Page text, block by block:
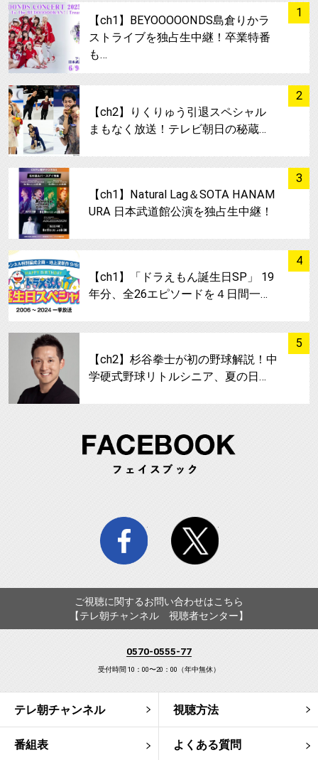
1
サムネイル
【ch1】BEYOOOOONDS島倉りかラ
ストライブを独占生中継！卒業特番
も…
2
サムネイル
【ch2】りくりゅう引退スペシャル
まもなく放送！テレビ朝日の秘蔵…
3
【ch1】Natural Lag＆SOTA HANAM
URA 日本武道館公演を独占生中継！
4
【ch1】「ドラえもん誕生日SP」 19
年分、全26エピソードを４日間一…
5
【ch2】杉谷拳士が初の野球解説！中
学硬式野球リトルシニア、夏の日…
facebook twitter
ご視聴に関するお問い合わせはこちら
【テレ朝チャンネル 視聴者センター】
0570-0555-77
受付時間 10：00〜20：00（年中無休）
テレ朝チャンネル 視聴方法
番組表 よくある質問